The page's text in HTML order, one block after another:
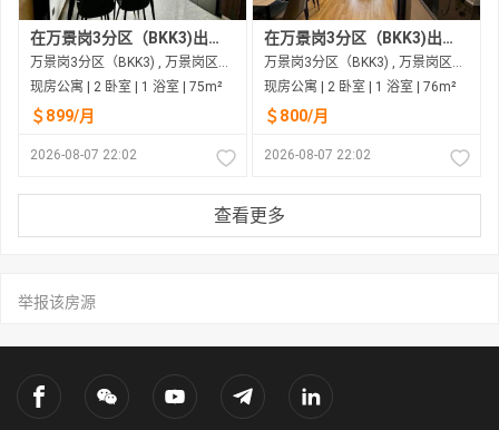
在万景岗3分区（BKK3)出租的现房公寓
万景岗3分区（BKK3) , 万景岗区（BKK) , 金边市
现房公寓 | 2 卧室 | 1 浴室 | 75m²
＄899/月
2026-08-07 22:02
在万景岗3分区（BKK3)出租的现房公寓
万景岗3分区（BKK3) , 万景岗区（BKK) , 金边市
现房公寓 | 2 卧室 | 1 浴室 | 76m²
＄800/月
2026-08-07 22:02
查看更多
举报该房源